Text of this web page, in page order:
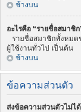
ข้างบน
อะไรคือ “รายชื่อสมาชิก
รายชื่อสมาชิกทั้งหมด
ผู้ใช้งานทั่วไป เป็นต้น
ข้างบน
ข้อความส่วนตัว
ส่งข้อความส่วนตัวไม่ไ